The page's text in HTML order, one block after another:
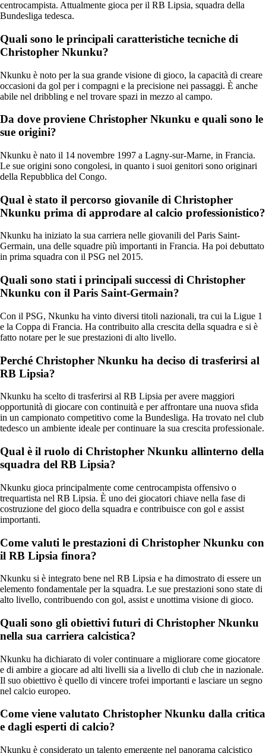
centrocampista. Attualmente gioca per il RB Lipsia, squadra della
Bundesliga tedesca.
Quali sono le principali caratteristiche tecniche di
Christopher Nkunku?
Nkunku è noto per la sua grande visione di gioco, la capacità di creare
occasioni da gol per i compagni e la precisione nei passaggi. È anche
abile nel dribbling e nel trovare spazi in mezzo al campo.
Da dove proviene Christopher Nkunku e quali sono le
sue origini?
Nkunku è nato il 14 novembre 1997 a Lagny-sur-Marne, in Francia.
Le sue origini sono congolesi, in quanto i suoi genitori sono originari
della Repubblica del Congo.
Qual è stato il percorso giovanile di Christopher
Nkunku prima di approdare al calcio professionistico?
Nkunku ha iniziato la sua carriera nelle giovanili del Paris Saint-
Germain, una delle squadre più importanti in Francia. Ha poi debuttato
in prima squadra con il PSG nel 2015.
Quali sono stati i principali successi di Christopher
Nkunku con il Paris Saint-Germain?
Con il PSG, Nkunku ha vinto diversi titoli nazionali, tra cui la Ligue 1
e la Coppa di Francia. Ha contribuito alla crescita della squadra e si è
fatto notare per le sue prestazioni di alto livello.
Perché Christopher Nkunku ha deciso di trasferirsi al
RB Lipsia?
Nkunku ha scelto di trasferirsi al RB Lipsia per avere maggiori
opportunità di giocare con continuità e per affrontare una nuova sfida
in un campionato competitivo come la Bundesliga. Ha trovato nel club
tedesco un ambiente ideale per continuare la sua crescita professionale.
Qual è il ruolo di Christopher Nkunku allinterno della
squadra del RB Lipsia?
Nkunku gioca principalmente come centrocampista offensivo o
trequartista nel RB Lipsia. È uno dei giocatori chiave nella fase di
costruzione del gioco della squadra e contribuisce con gol e assist
importanti.
Come valuti le prestazioni di Christopher Nkunku con
il RB Lipsia finora?
Nkunku si è integrato bene nel RB Lipsia e ha dimostrato di essere un
elemento fondamentale per la squadra. Le sue prestazioni sono state di
alto livello, contribuendo con gol, assist e unottima visione di gioco.
Quali sono gli obiettivi futuri di Christopher Nkunku
nella sua carriera calcistica?
Nkunku ha dichiarato di voler continuare a migliorare come giocatore
e di ambire a giocare ad alti livelli sia a livello di club che in nazionale.
Il suo obiettivo è quello di vincere trofei importanti e lasciare un segno
nel calcio europeo.
Come viene valutato Christopher Nkunku dalla critica
e dagli esperti di calcio?
Nkunku è considerato un talento emergente nel panorama calcistico